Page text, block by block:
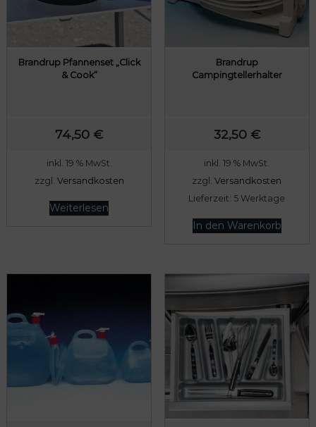
e
s
w
1
0
t
1
3
Brandrup Pfannenset „Click
& Cook“
74,50 €
inkl. 19 % MwSt.
zzgl. Versandkosten
Weiterlesen
Brandrup
Campingtellerhalter
32,50 €
inkl. 19 % MwSt.
zzgl.Versandkosten
Lieferzeit: 5 Werktage
In den Warenkorb